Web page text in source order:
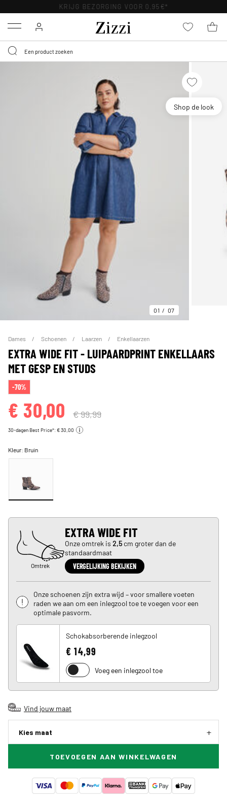
KRIJG BEZORGING VOOR 0,95€*
Menu
Shop de look
01 07
Dames Schoenen Laarzen Enkellaarzen
EXTRA WIDE FIT - LUIPAARDPRINT ENKELLAARS
MET GESP EN STUDS
-70%
€ 30,00 € 99,99
30-dagen Best Price*: € 30,00
Kleur: Bruin
Omtrek
EXTRA WIDE FIT
Onze omtrek is 2,5cm groter dan de
standaardmaat
VERGELIJKING BEKIJKEN
Onze schoenen zijn extra wijd – voor smallere voeten
raden we aan om een inlegzool toe te voegen voor een
optimale pasvorm.
Schokabsorberende inlegzool
€ 14,99
Voeg een inlegzool toe
Vind jouw maat
Kies maat
TOEVOEGEN AAN WINKELWAGEN